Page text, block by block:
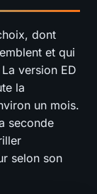
dont
et qui
version ED
la
un mois.
seconde
selon son